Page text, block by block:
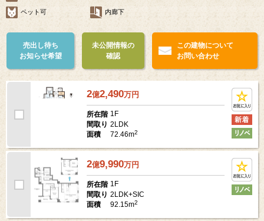
ペット可 内廊下
売出し待ち
お知らせ希望
未公開情報の
確認
この建物について
お問い合わせ
2億2,490万円
所在階 1F
間取り 2LDK
面積
72.46m2
2億9,990万円
所在階 1F
間取り 2LDK+SIC
面積
92.15m2